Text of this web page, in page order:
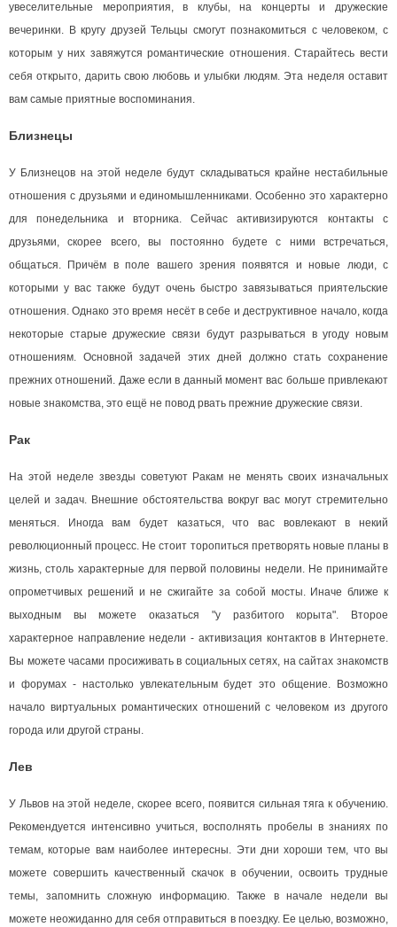
увеселительные мероприятия, в клубы, на концерты и дружеские
вечеринки. В кругу друзей Тельцы смогут познакомиться с человеком, с
которым у них завяжутся романтические отношения. Старайтесь вести
себя открыто, дарить свою любовь и улыбки людям. Эта неделя оставит
вам самые приятные воспоминания.
Близнецы
У Близнецов на этой неделе будут складываться крайне нестабильные
отношения с друзьями и единомышленниками. Особенно это характерно
для понедельника и вторника. Сейчас активизируются контакты с
друзьями, скорее всего, вы постоянно будете с ними встречаться,
общаться. Причём в поле вашего зрения появятся и новые люди, с
которыми у вас также будут очень быстро завязываться приятельские
отношения. Однако это время несёт в себе и деструктивное начало, когда
некоторые старые дружеские связи будут разрываться в угоду новым
отношениям. Основной задачей этих дней должно стать сохранение
прежних отношений. Даже если в данный момент вас больше привлекают
новые знакомства, это ещё не повод рвать прежние дружеские связи.
Рак
На этой неделе звезды советуют Ракам не менять своих изначальных
целей и задач. Внешние обстоятельства вокруг вас могут стремительно
меняться. Иногда вам будет казаться, что вас вовлекают в некий
революционный процесс. Не стоит торопиться претворять новые планы в
жизнь, столь характерные для первой половины недели. Не принимайте
опрометчивых решений и не сжигайте за собой мосты. Иначе ближе к
выходным вы можете оказаться "у разбитого корыта". Второе
характерное направление недели - активизация контактов в Интернете.
Вы можете часами просиживать в социальных сетях, на сайтах знакомств
и форумах - настолько увлекательным будет это общение. Возможно
начало виртуальных романтических отношений с человеком из другого
города или другой страны.
Лев
У Львов на этой неделе, скорее всего, появится сильная тяга к обучению.
Рекомендуется интенсивно учиться, восполнять пробелы в знаниях по
темам, которые вам наиболее интересны. Эти дни хороши тем, что вы
можете совершить качественный скачок в обучении, освоить трудные
темы, запомнить сложную информацию. Также в начале недели вы
можете неожиданно для себя отправиться в поездку. Ее целью, возможно,